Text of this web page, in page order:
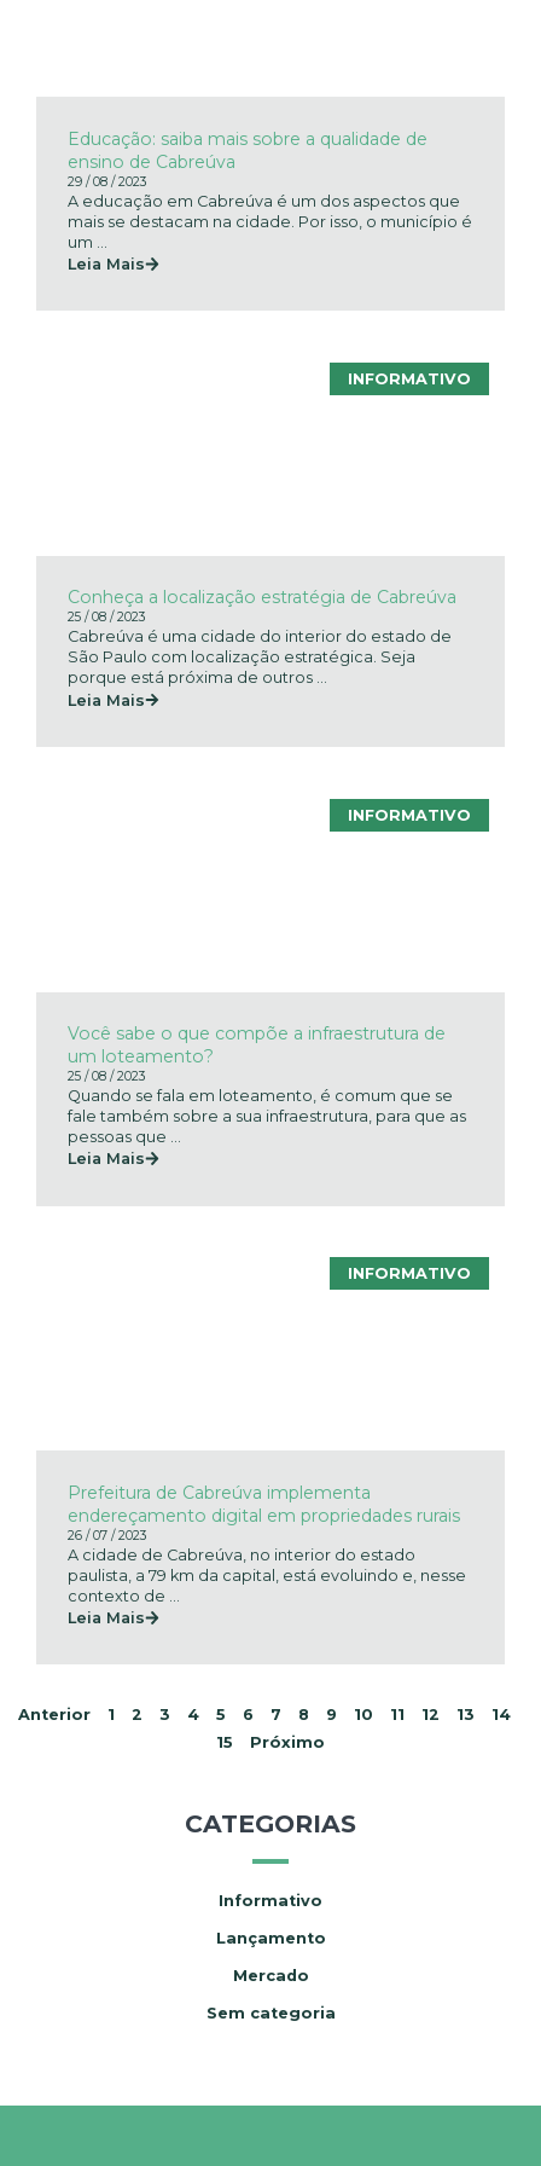
CATEGORIAS
Informativo
Lançamento
Mercado
Sem categoria
Educação: saiba mais sobre a qualidade de
ensino de Cabreúva
29 / 08 / 2023
A educação em Cabreúva é um dos aspectos que
mais se destacam na cidade. Por isso, o município é
um ...
Leia Mais
INFORMATIVO
Conheça a localização estratégia de Cabreúva
25 / 08 / 2023
Cabreúva é uma cidade do interior do estado de
São Paulo com localização estratégica. Seja
porque está próxima de outros ...
Leia Mais
INFORMATIVO
Você sabe o que compõe a infraestrutura de
um loteamento?
25 / 08 / 2023
Quando se fala em loteamento, é comum que se
fale também sobre a sua infraestrutura, para que as
pessoas que ...
Leia Mais
INFORMATIVO
Prefeitura de Cabreúva implementa
endereçamento digital em propriedades rurais
26 / 07 / 2023
A cidade de Cabreúva, no interior do estado
paulista, a 79 km da capital, está evoluindo e, nesse
contexto de ...
Leia Mais
Anterior 1 2 3 4 5 6 7 8 9 10 11 12 13 14
15 Próximo